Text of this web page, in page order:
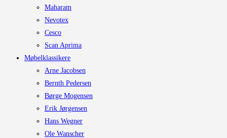
Maharam
Nevotex
Cesco
Scan Aprima
Møbelklassikere
Arne Jacobsen
Bernth Pedersen
Børge Mogensen
Erik Jørgensen
Hans Wegner
Ole Wanscher